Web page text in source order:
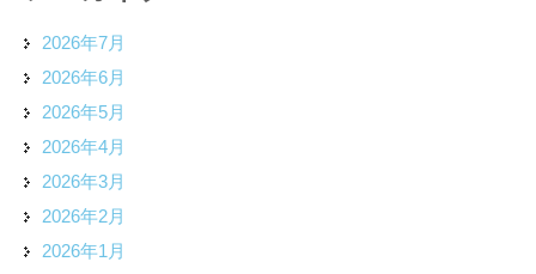
2026年7月
2026年6月
2026年5月
2026年4月
2026年3月
2026年2月
2026年1月